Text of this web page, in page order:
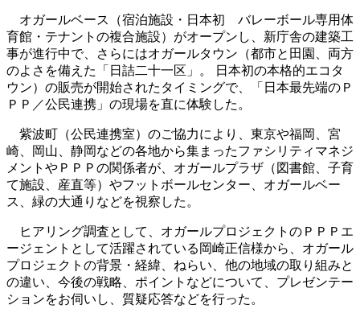
オガールベース（宿泊施設・日本初 バレーボール専用体
育館・テナントの複合施設）がオープンし、新庁舎の建築工
事が進行中で、さらにはオガールタウン（都市と田園、両方
のよさを備えた「日詰二十一区」。 日本初の本格的エコタ
ウン）の販売が開始されたタイミングで、「日本最先端のＰ
ＰＰ／公民連携」の現場を直に体験した。
紫波町（公民連携室）のご協力により、東京や福岡、宮
崎、岡山、静岡などの各地から集まったファシリティマネジ
メントやＰＰＰの関係者が、オガールプラザ（図書館、子育
て施設、産直等）やフットボールセンター、オガールベー
ス、緑の大通りなどを視察した。
ヒアリング調査として、オガールプロジェクトのＰＰＰエ
ージェントとして活躍されている岡崎正信様から、オガール
プロジェクトの背景・経緯、ねらい、他の地域の取り組みと
の違い、今後の戦略、ポイントなどについて、プレゼンテー
ションをお伺いし、質疑応答などを行った。